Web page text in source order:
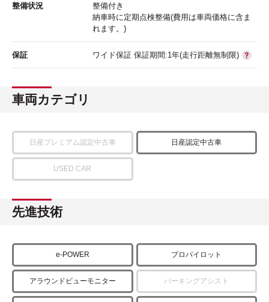
整備状況
整備付き
納車時に定期点検整備(費用は車両価格に含ま
れます。)
保証 ワイド保証 保証期間:1年(走行距離無制限)
車両カテゴリ
日産プレミアム認定中古車 日産認定中古車
USED CAR
先進技術
e-POWER プロパイロット
アラウンドビューモニター パーキングアシスト